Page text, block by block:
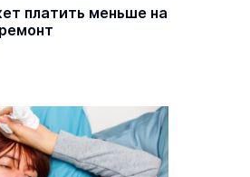
платить меньше на